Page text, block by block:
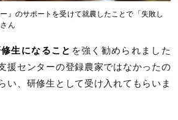
』のサポートを受けて就農したことで「失敗し
ん
生になること を強く勧められました
援センターの登録農家ではなかったの
い、研修生として受け入れてもらいま